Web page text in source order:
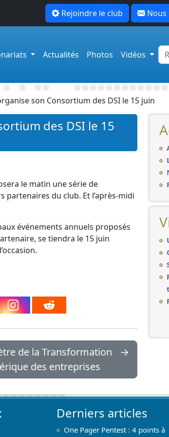
Rejoindre le club
Actualités Photos Vidéos
son Consortium des DSI le 15 juin
des DSI le 15
le matin une série de
du club. Et l’après-midi
événements annuels proposés
se tiendra le 15 juin
de la Transformation
des entreprises
→
Derniers articles
One Pager Pentest : 4 points à